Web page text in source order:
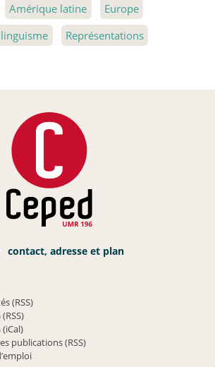
Amérique latine
Europe
Représentations
contact, adresse et plan
(RSS)
publications (RSS)